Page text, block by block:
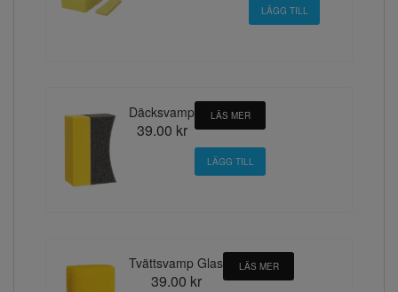
Däcksvamp
39.00 kr
LÄS MER
Tvättsvamp Glas
39.00 kr
LÄS MER